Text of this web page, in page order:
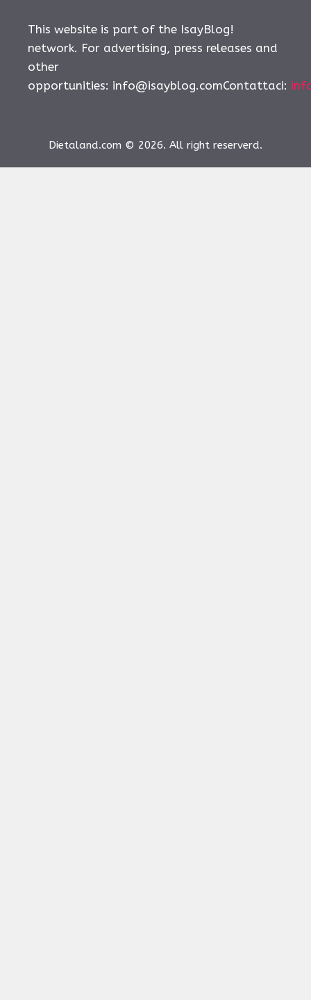
This website is part of the IsayBlog!
network. For advertising, press releases and
other
opportunities: info@isayblog.comContattaci:
Dietaland.com © 2026. All right reserverd.